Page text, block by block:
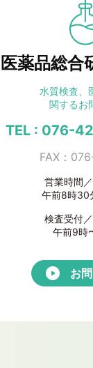
医薬品総合
水質検査、
関するお
TEL : 076-
FAX：
営業時間
午前8時30
検査受付
午前9時
お